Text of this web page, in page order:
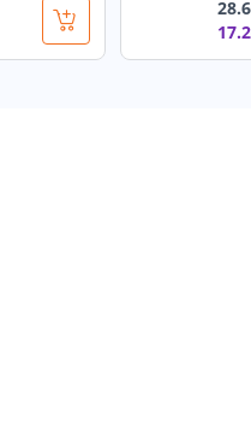
28
17